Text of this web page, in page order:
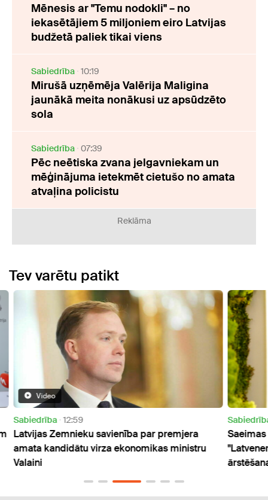
Mēnesis ar "Temu nodokli" – no
iekasētājiem 5 miljoniem eiro Latvijas
budžetā paliek tikai viens
Sabiedrība 10:19
Mirušā uzņēmēja Valērija Maligina
jaunākā meita nonākusi uz apsūdzēto
sola
Sabiedrība 07:39
Pēc neētiska zvana jelgavniekam un
mēģinājuma ietekmēt cietušo no amata
atvaļina policistu
Reklāma
Tev varētu patikt
Sabiedrība 15:12
Saeimas komisijā skatīs iniciatīvu novirzīt
"Latvenergo" peļņu onkoloģijas slimnieku
ārstēšanai